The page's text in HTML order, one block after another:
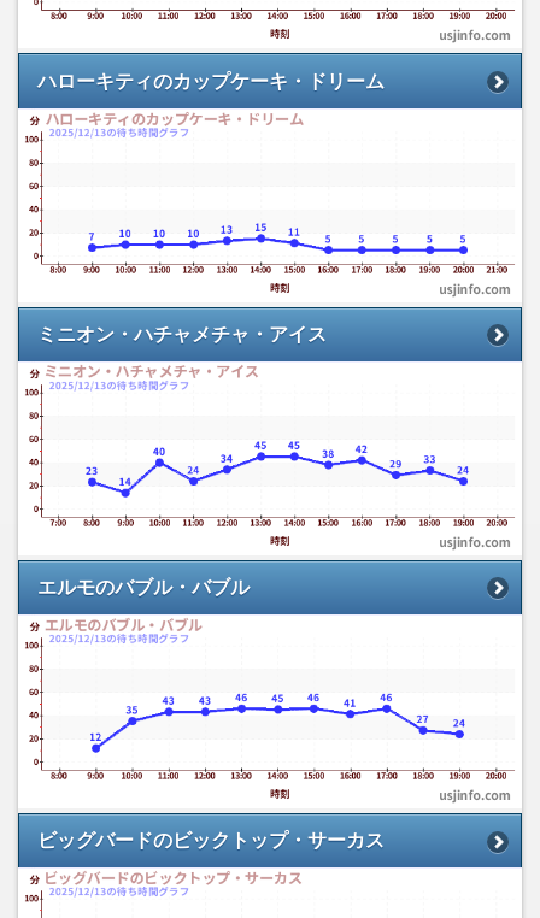
ハローキティのカップケーキ・ドリーム
ミニオン・ハチャメチャ・アイス
エルモのバブル・バブル
ビッグバードのビックトップ・サーカス